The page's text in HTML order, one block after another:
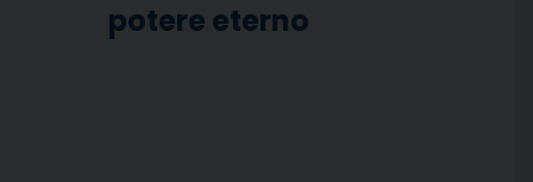
potere eterno